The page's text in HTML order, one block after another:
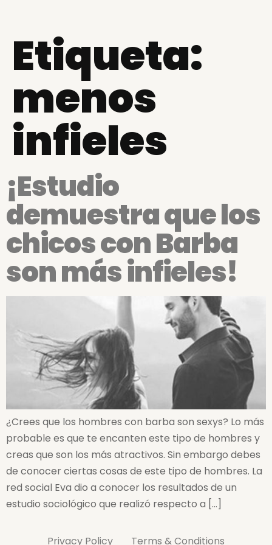
Etiqueta:
menos
infieles
¡Estudio
demuestra que los
chicos con Barba
son más infieles!
¿Crees que los hombres con barba son sexys? Lo más
probable es que te encanten este tipo de hombres y
creas que son los más atractivos. Sin embargo debes
de conocer ciertas cosas de este tipo de hombres. La
red social Eva dio a conocer los resultados de un
estudio sociológico que realizó respecto a […]
Privacy Policy Terms & Conditions